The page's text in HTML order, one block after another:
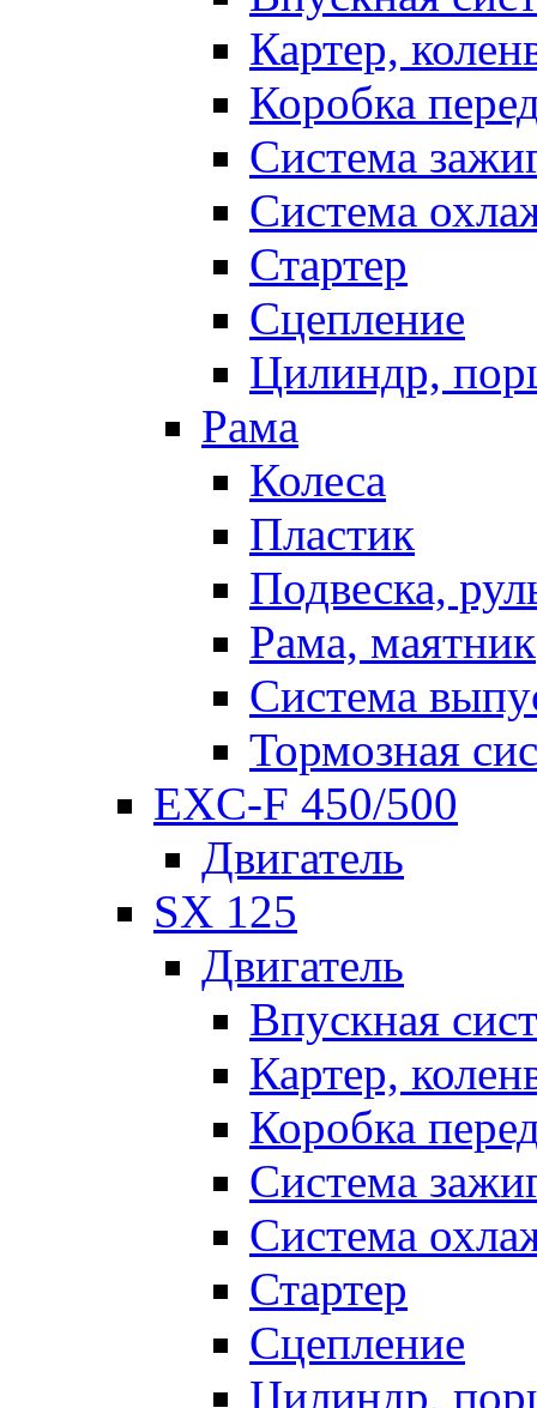
Картер,
Коробка
Система
Система
Стартер
Сцепление
Цилиндр,
Рама
Колеса
Пластик
Подвеска,
Рама, маятник
Система
Тормозная
EXC-F 450/500
Двигатель
SX 125
Двигатель
Впускная
Картер,
Коробка
Система
Система
Стартер
Сцепление
Цилиндр,